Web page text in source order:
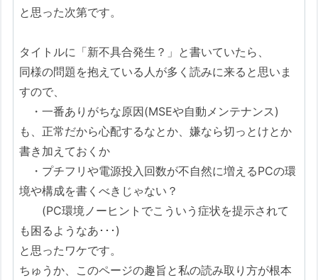
と思った次第です。
タイトルに「新不具合発生？」と書いていたら、
同様の問題を抱えている人が多く読みに来ると思いま
すので、
・一番ありがちな原因(MSEや自動メンテナンス)
も、正常だから心配するなとか、嫌なら切っとけとか
書き加えておくか
・プチフリや電源投入回数が不自然に増えるPCの環
境や構成を書くべきじゃない？
(PC環境ノーヒントでこういう症状を提示されて
も困るようなあ･･･)
と思ったワケです。
ちゅうか、このページの趣旨と私の読み取り方が根本